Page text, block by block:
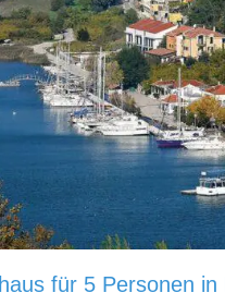
für 5 Personen